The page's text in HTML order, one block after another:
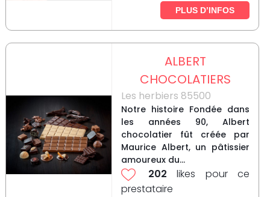
PLUS D’INFOS
ALBERT
CHOCOLATIERS
Les herbiers 85500
Notre histoire Fondée dans
les années 90, Albert
chocolatier fût créée par
Maurice Albert, un pâtissier
amoureux du...
202 likes pour ce
prestataire